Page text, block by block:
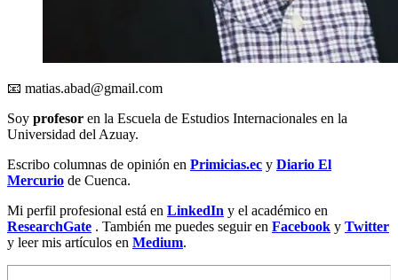
📧 matias.abad@gmail.com
Soy profesor en la Escuela de Estudios Internacionales en la
Universidad del Azuay.
Escribo columnas de opinión en Primicias.ec y Diario El
Mercurio de Cuenca.
Mi perfil profesional está en LinkedIn y el académico en
ResearchGate . También me puedes seguir en Facebook y Twitter
y leer mis artículos en Medium.